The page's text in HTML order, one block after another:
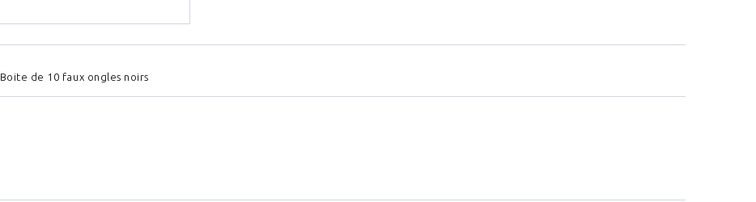
Boite de 10 faux ongles noirs